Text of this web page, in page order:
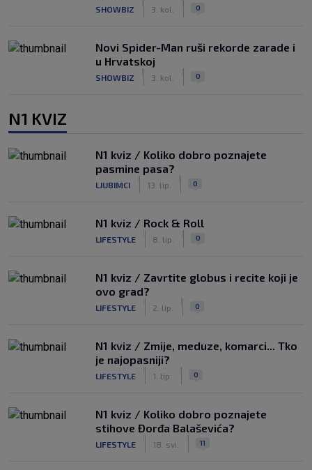
SHOWBIZ 3. kol. 0
Novi Spider-Man ruši rekorde zarade i
u Hrvatskoj
SHOWBIZ 3. kol. 0
N1 KVIZ
N1 kviz / Koliko dobro poznajete
pasmine pasa?
LJUBIMCI 13. lip. 0
N1 kviz / Rock & Roll
LIFESTYLE 8. lip. 0
N1 kviz / Zavrtite globus i recite koji je
ovo grad?
LIFESTYLE 2. lip. 0
N1 kviz / Zmije, meduze, komarci... Tko
je najopasniji?
LIFESTYLE 1. lip. 0
N1 kviz / Koliko dobro poznajete
stihove Đorđa Balaševića?
LIFESTYLE 18. svi. 11